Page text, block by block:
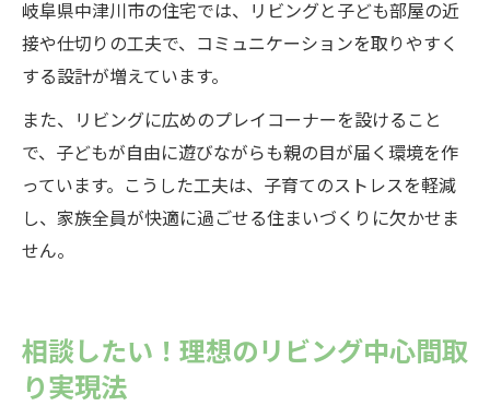
岐阜県中津川市の住宅では、リビングと子ども部屋の近
接や仕切りの工夫で、コミュニケーションを取りやすく
する設計が増えています。
また、リビングに広めのプレイコーナーを設けること
で、子どもが自由に遊びながらも親の目が届く環境を作
っています。こうした工夫は、子育てのストレスを軽減
し、家族全員が快適に過ごせる住まいづくりに欠かせま
せん。
相談したい！理想のリビング中心間取
り実現法